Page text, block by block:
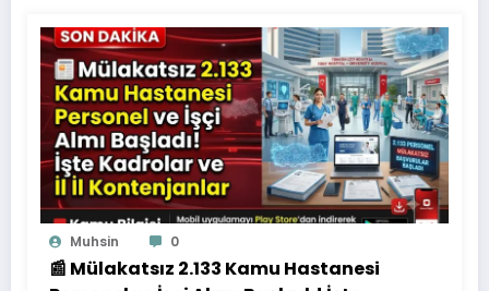
Muhsin 0
📰 Mülakatsız 2.133 Kamu Hastanesi